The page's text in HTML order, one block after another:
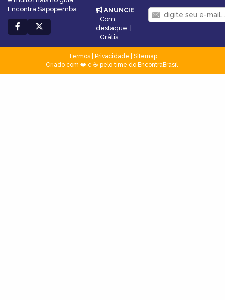
Encontra Sapopemba.
ANUNCIE:
Com
destaque |
Grátis
Termos| Privacidade
Sitemap
Criado com ❤️ e ☕ pelo time do EncontraBrasil